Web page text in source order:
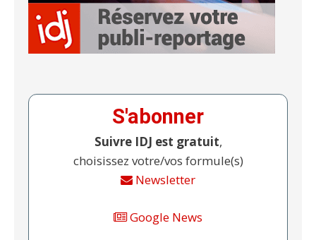
S'abonner
Suivre IDJ est gratuit,
choisissez votre/vos formule(s)
Newsletter
Google News